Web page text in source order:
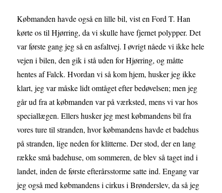
Købmanden havde også en lille bil, vist en Ford T. Han
kørte os til Hjørring, da vi skulle have fjernet polypper. Det
var første gang jeg så en asfaltvej. I øvrigt nåede vi ikke hele
vejen i bilen, den gik i stå uden for Hjørring, og måtte
hentes af Falck. Hvordan vi så kom hjem, husker jeg ikke
klart, jeg var måske lidt omtåget efter bedøvelsen; men jeg
går ud fra at købmanden var på værksted, mens vi var hos
speciallægen. Ellers husker jeg mest købmandens bil fra
vores ture til stranden, hvor købmandens havde et badehus
på stranden, lige neden for klitterne. Der stod, der en lang
række små badehuse, om sommeren, de blev så taget ind i
landet, inden de første efterårsstorme satte ind. Engang var
jeg også med købmandens i cirkus i Brønderslev, da så jeg